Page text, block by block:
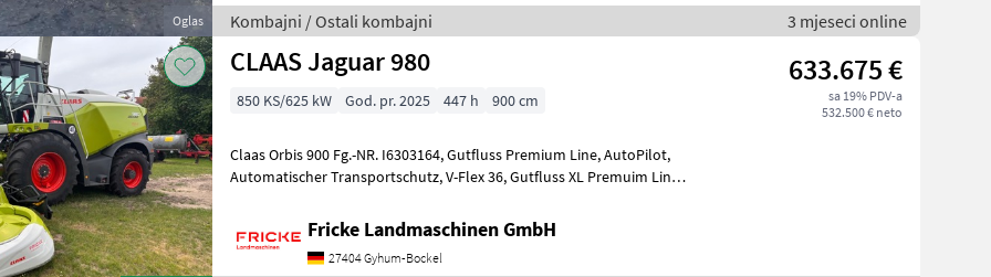
Oglas Kombajni / Ostali kombajni 3 mjeseci online
CLAAS Jaguar 980 633.675 €
sa 19% PDV-a
532.500 € neto
850 KS/625 kW God. pr. 2025 447 h 900 cm
Claas Orbis 900 Fg.-NR. I6303164, Gutfluss Premium Line, AutoPilot,
Automatischer Transportschutz, V-Flex 36, Gutfluss XL Premuim Line
Fricke Landmaschinen GmbH
27404 Gyhum-Bockel